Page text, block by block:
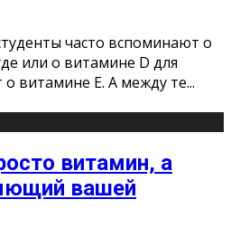
часто вспоминают о
или о витамине D для
витамине Е. А между те...
витамин, а
вашей